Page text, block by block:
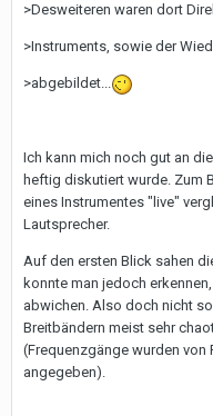
>Desweiteren waren dort
>Instruments, sowie der
>abgebildet...
Ich kann mich noch gut an
heftig diskutiert wurde. Zum
eines Instrumentes "live"
Lautsprecher.
Auf den ersten Blick sahen
konnte man jedoch
abwichen. Also doch nicht
Breitbändern meist sehr
(Frequenzgänge wurden
angegeben).